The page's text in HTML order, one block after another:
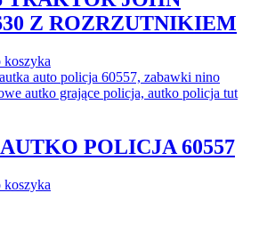
Z ROZRZUTNIKIEM
koszyka
POLICJA 60557
koszyka